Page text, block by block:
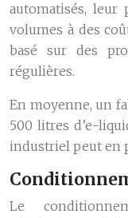
automatisés, leur
volumes à des
basé sur des
régulières.
En moyenne, un
500 litres d’e-
industriel peut en
Le